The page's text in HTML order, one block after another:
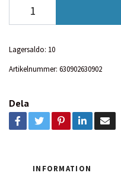
Lagersaldo: 10
Artikelnummer: 630902630902
Dela
INFORMATION